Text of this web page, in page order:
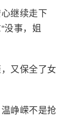
继续走下
没事，姐
又保全了女
峥嵘不是抢